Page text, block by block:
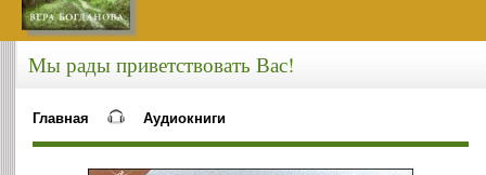
Мы рады приветствовать Вас!
Главная Аудиокниги